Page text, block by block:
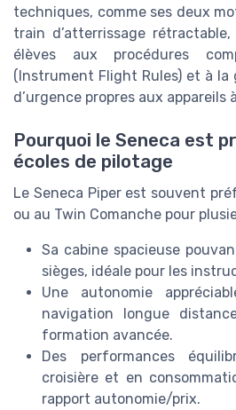
techniques, comme ses deux
train d’atterrissage
élèves aux procédures
(Instrument Flight Rules) et à
d’urgence propres aux appareils
Pourquoi le Seneca est
écoles de pilotage
Le Seneca Piper est souvent
ou au Twin Comanche pour
Sa cabine spacieuse
sièges, idéale pour les
Une autonomie
navigation longue
formation avancée.
Des performances
croisière et en
rapport autonomie/prix.